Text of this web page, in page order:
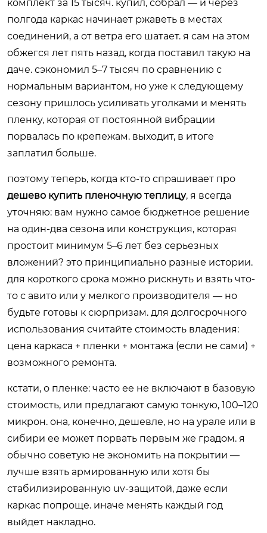
комплект за 15 тысяч. купил, собрал — и через
полгода каркас начинает ржаветь в местах
соединений, а от ветра его шатает. я сам на этом
обжегся лет пять назад, когда поставил такую на
даче. сэкономил 5–7 тысяч по сравнению с
нормальным вариантом, но уже к следующему
сезону пришлось усиливать уголками и менять
пленку, которая от постоянной вибрации
порвалась по крепежам. выходит, в итоге
заплатил больше.
поэтому теперь, когда кто-то спрашивает про
дешево купить пленочную теплицу, я всегда
уточняю: вам нужно самое бюджетное решение
на один-два сезона или конструкция, которая
простоит минимум 5–6 лет без серьезных
вложений? это принципиально разные истории.
для короткого срока можно рискнуть и взять что-
то с авито или у мелкого производителя — но
будьте готовы к сюрпризам. для долгосрочного
использования считайте стоимость владения:
цена каркаса + пленки + монтажа (если не сами) +
возможного ремонта.
кстати, о пленке: часто ее не включают в базовую
стоимость, или предлагают самую тонкую, 100–120
микрон. она, конечно, дешевле, но на урале или в
сибири ее может порвать первым же градом. я
обычно советую не экономить на покрытии —
лучше взять армированную или хотя бы
стабилизированную uv-защитой, даже если
каркас попроще. иначе менять каждый год
выйдет накладно.